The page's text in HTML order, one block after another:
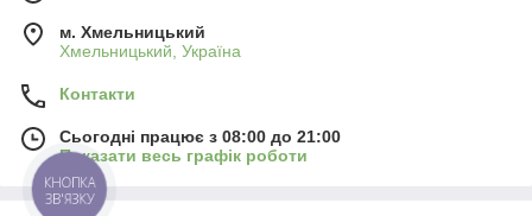
м. Хмельницький
Хмельницький, Україна
Контакти
Сьогодні працює з 08:00 до 21:00
Показати весь графік роботи
КНОПКА
ЗВ'ЯЗКУ